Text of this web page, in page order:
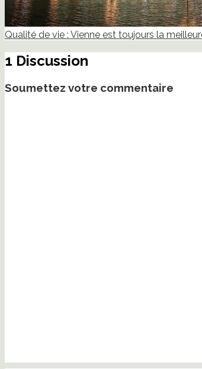
Qualité de vie : Vienne est toujours la
1 Discussion
Soumettez votre commentaire